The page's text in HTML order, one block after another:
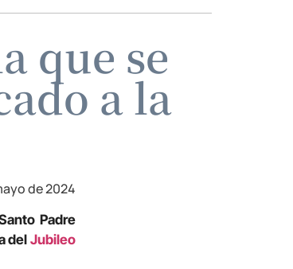
que se
a la
de 2024
Padre
del Jubileo